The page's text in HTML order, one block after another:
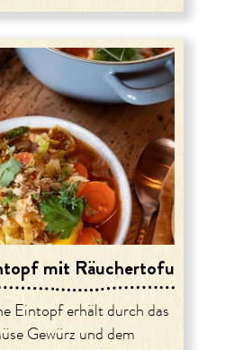
mit Räuchertofu
Eintopf erhält durch das
Gewürz und dem